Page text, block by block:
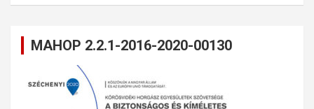
MAHOP 2.2.1-2016-2020-00130